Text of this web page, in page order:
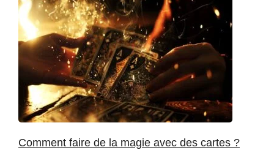
Comment faire de la magie avec des cartes ?